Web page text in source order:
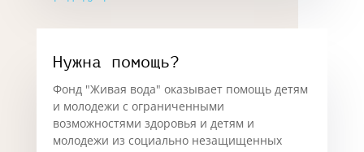
Нужна помощь?
Фонд "Живая вода" оказывает помощь детям
и молодежи с ограниченными
возможностями здоровья и детям и
молодежи из социально незащищенных